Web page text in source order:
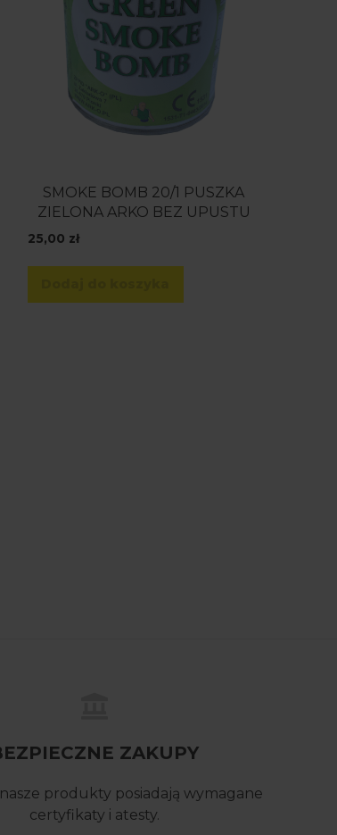
SMOKE BOMB 20/1 PUSZKA
ZIELONA ARKO BEZ UPUSTU
25,00 zł
ZAKUPY
produkty posiadają wymagane
certyfikaty i atesty.